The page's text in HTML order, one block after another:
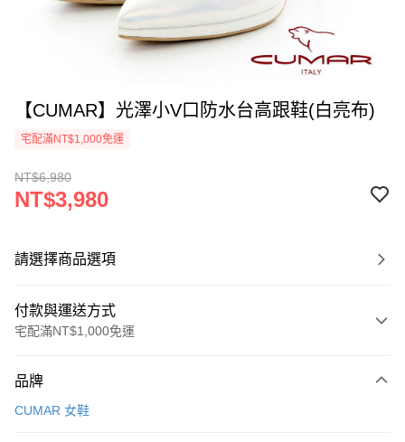
【CUMAR】光澤小V口防水台高跟鞋(白亮布)
宅配滿NT$1,000免運
NT$6,980
NT$3,980
請選擇商品選項
付款與運送方式
宅配滿NT$1,000免運
信用卡一次付款
品牌
CUMAR 女鞋